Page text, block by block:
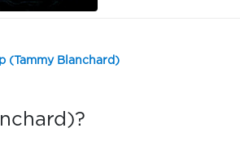
(Tammy Blanchard)